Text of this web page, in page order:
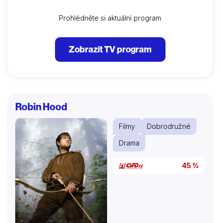
Prohlédněte si aktuální program
Zobrazit TV program
Robin Hood
Filmy
Dobrodružné
Drama
45 %